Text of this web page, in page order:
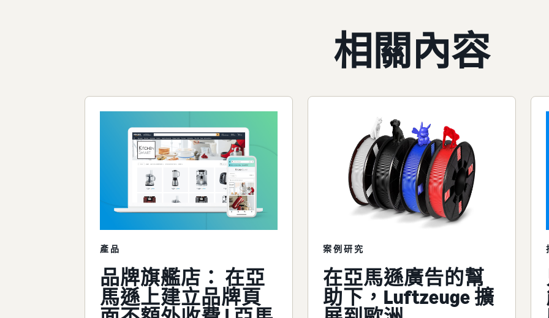
相關內容
產品
品牌旗艦店： 在亞
馬遜上建立品牌頁
案例研究
在亞馬遜廣告的幫
助下，Luftzeuge 擴